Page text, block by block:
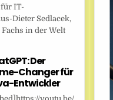
IT-
Dieter Sedlacek,
in der Welt
Der
Changer für
Entwickler